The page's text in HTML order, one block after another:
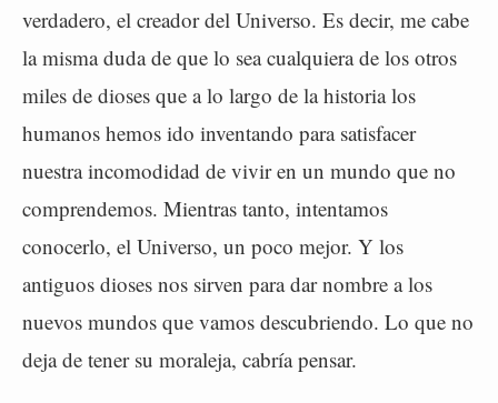
verdadero, el creador del Universo. Es decir, me cabe
la misma duda de que lo sea cualquiera de los otros
miles de dioses que a lo largo de la historia los
humanos hemos ido inventando para satisfacer
nuestra incomodidad de vivir en un mundo que no
comprendemos. Mientras tanto, intentamos
conocerlo, el Universo, un poco mejor. Y los
antiguos dioses nos sirven para dar nombre a los
nuevos mundos que vamos descubriendo. Lo que no
deja de tener su moraleja, cabría pensar.